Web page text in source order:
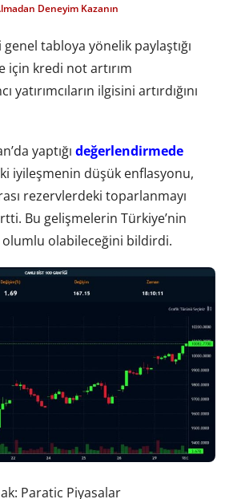
Deneyim Kazanın
tabloya yönelik paylaştığı
için kredi not artırım
ilgisini artırdığını
yaptığı değerlendirmede
iyileşmenin düşük enflasyonu,
rezervlerdeki toparlanmayı
Bu gelişmelerin Türkiye’nin
olumlu olabileceğini bildirdi.
Paratic Piyasalar